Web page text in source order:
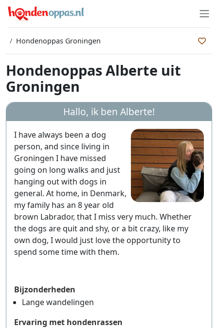
Hondenoppas Groningen
Hondenoppas Alberte uit
Groningen
Hallo, ik ben Alberte!
I have always been a dog
person, and since living in
Groningen I have missed
going on long walks and just
hanging out with dogs in
general. At home, in Denmark,
my family has an 8 year old
brown Labrador, that I miss very much. Whether
the dogs are quit and shy, or a bit crazy, like my
own dog, I would just love the opportunity to
spend some time with them.
Bijzonderheden
Lange wandelingen
Ervaring met hondenrassen